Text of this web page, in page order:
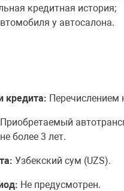
кредитная история;
у автосалона.
кредита: Перечислением
Приобретаемый
более 3 лет.
Узбекский сум (UZS).
Не предусмотрен.